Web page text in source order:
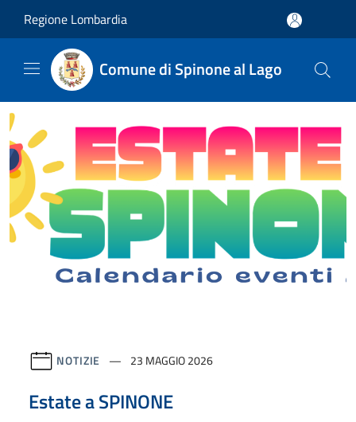
Regione Lombardia
Comune di Spinone al Lago
NOTIZIE 23 MAGGIO 2026
Estate a SPINONE